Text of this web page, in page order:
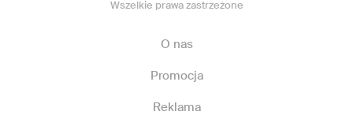
Wszelkie prawa zastrzeżone
O nas
Promocja
Reklama